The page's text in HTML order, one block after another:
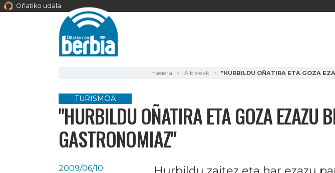
Oñatiko udala
Hasiera Albisteak "HURBILDU OÑATIRA ETA GOZA
TURISMOA
"HURBILDU OÑATIRA ETA GOZA EZAZU
GASTRONOMIAZ"
2009/06/10